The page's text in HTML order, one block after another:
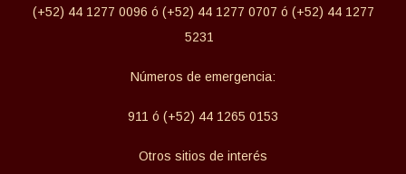
(+52) 44 1277 0096 ó (+52) 44 1277 0707 ó (+52) 44 1277
5231
Números de emergencia:
911 ó (+52) 44 1265 0153
Otros sitios de interés